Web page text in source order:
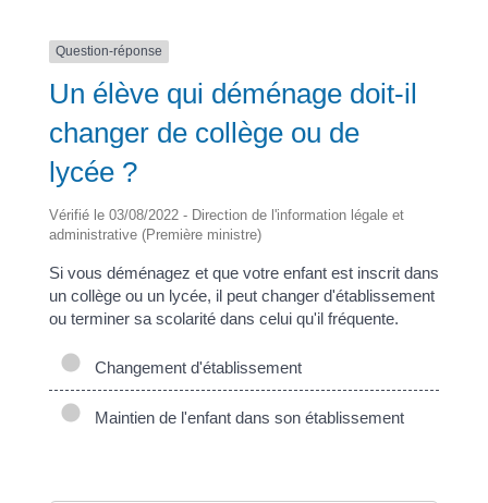
Question-réponse
Un élève qui déménage doit-il
changer de collège ou de
lycée ?
Vérifié le 03/08/2022 - Direction de l'information légale et
administrative (Première ministre)
Si vous déménagez et que votre enfant est inscrit dans
un collège ou un lycée, il peut changer d'établissement
ou terminer sa scolarité dans celui qu'il fréquente.
Changement d'établissement
Maintien de l'enfant dans son établissement